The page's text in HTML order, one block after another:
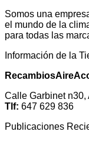
Somos una
el mundo de la
para todas las
Información de la
Calle Garbinet n30,
Tlf: 647 629 836
Publicaciones